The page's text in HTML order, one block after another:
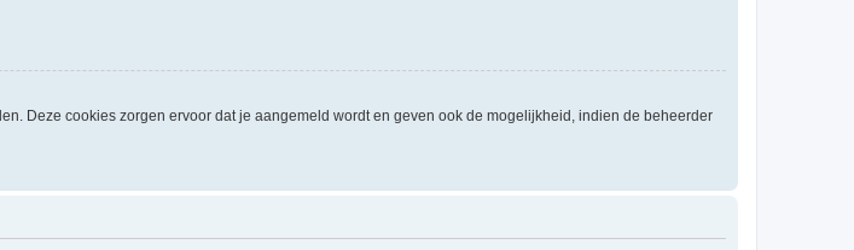
Deze cookies zorgen ervoor dat je aangemeld wordt en geven ook de mogelijkheid, indien de beheerder